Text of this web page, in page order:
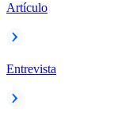
Artículo
Entrevista